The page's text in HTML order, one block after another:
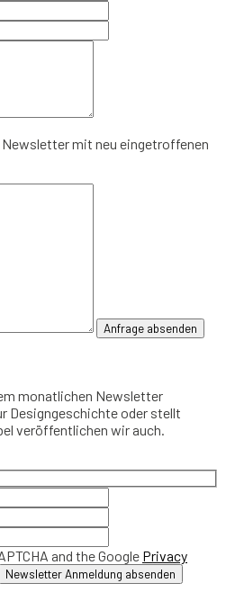
mit neu eingetroffenen
monatlichen Newsletter
Designgeschichte oder stellt
veröffentlichen wir auch.
and the Google Privacy